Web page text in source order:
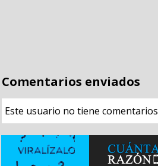
Comentarios enviados
Este usuario no tiene comentarios